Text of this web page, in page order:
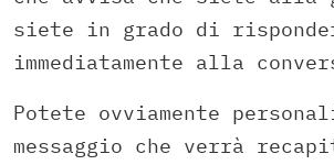
siete in grado di
immediatamente alla
Potete ovviamente
messaggio che verrà